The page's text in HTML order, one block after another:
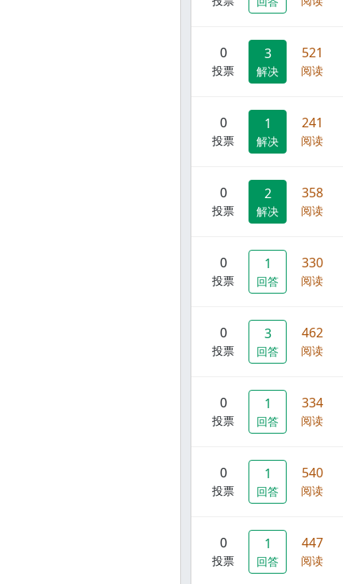
0
投票
3
解决
521
阅读
0
投票
1
解决
241
阅读
0
投票
2
解决
358
阅读
0
投票
1
回答
330
阅读
0
投票
3
回答
462
阅读
0
投票
1
回答
334
阅读
0
投票
1
回答
540
阅读
0
投票
1
回答
447
阅读